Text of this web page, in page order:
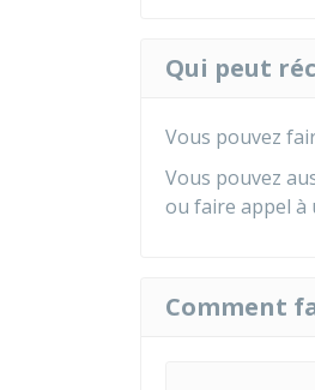
Qui peut
Vous pouvez
Vous pouvez
ou faire appel à
Comment